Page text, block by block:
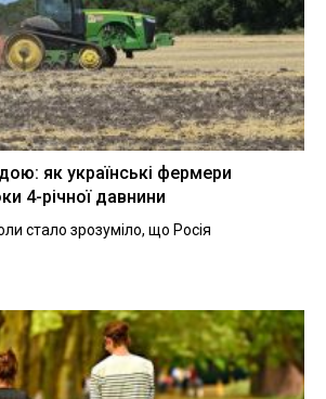
як українські фермери
4-річної давнини
стало зрозуміло, що Росія